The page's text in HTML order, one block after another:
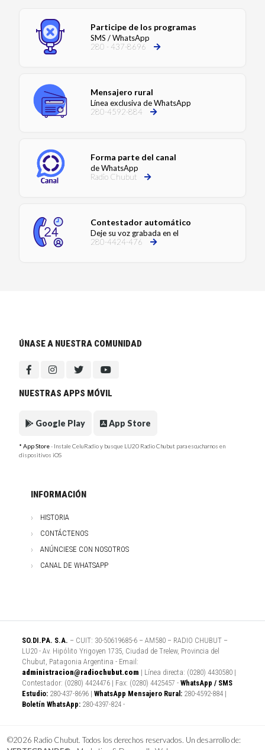
Participe de los programas
SMS / WhatsApp
280 - 437-8696
Mensajero rural
Línea exclusiva de WhatsApp
280-4592-884
Forma parte del canal
de WhatsApp
Radio Chubut
Contestador automático
Deje su voz grabada en el
280-4424-476
ÚNASE A NUESTRA COMUNIDAD
NUESTRAS APPS MÓVIL
Google Play App Store
* App Store- Instale CeluRadio y busque LU20 Radio Chubut para escucharnos en
dispositivos iOS
INFORMACIÓN
HISTORIA
CONTÁCTENOS
ANÚNCIESE CON NOSOTROS
CANAL DE WHATSAPP
SO.DI.PA. S.A. – CUIT: 30-50619685-6 – AM580 – RADIO CHUBUT –
LU20 - Av. Hipólito Yrigoyen 1735, Ciudad de Trelew, Provincia del
Chubut, Patagonia Argentina - Email:
administracion@radiochubut.com | Línea directa: (0280) 4430580 |
Contestador: (0280) 4424476 | Fax: (0280) 4425457 - WhatsApp / SMS
Estudio: 280-437-8696 | WhatsApp Mensajero Rural: 280-4592-884 |
Boletín WhatsApp: 280-4397-824 -
©2026 Radio Chubut. Todos los derechos reservados. Un desarrollo de: